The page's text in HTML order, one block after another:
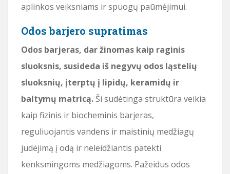
aplinkos veiksniams ir spuogų paūmėjimui.
Odos barjero supratimas
Odos barjeras, dar žinomas kaip raginis
sluoksnis, susideda iš negyvų odos ląstelių
sluoksnių, įterptų į lipidų, keramidų ir
baltymų matricą. Ši sudėtinga struktūra veikia
kaip fizinis ir biocheminis barjeras,
reguliuojantis vandens ir maistinių medžiagų
judėjimą į odą ir neleidžiantis patekti
kenksmingoms medžiagoms. Pažeidus odos